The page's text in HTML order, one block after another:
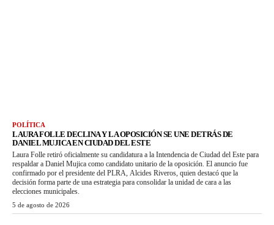
POLÍTICA
LAURA FOLLE DECLINA Y LA OPOSICIÓN SE UNE DETRÁS DE
DANIEL MUJICA EN CIUDAD DEL ESTE
Laura Folle retiró oficialmente su candidatura a la Intendencia de Ciudad del Este para
respaldar a Daniel Mujica como candidato unitario de la oposición. El anuncio fue
confirmado por el presidente del PLRA, Alcides Riveros, quien destacó que la
decisión forma parte de una estrategia para consolidar la unidad de cara a las
elecciones municipales.
5 de agosto de 2026